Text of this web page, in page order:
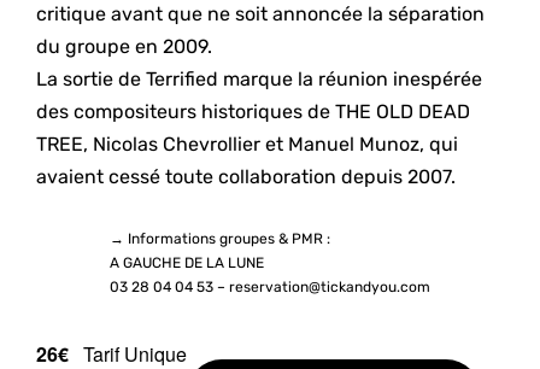
critique avant que ne soit annoncée la séparation
du groupe en 2009.
La sortie de Terrified marque la réunion inespérée
des compositeurs historiques de THE OLD DEAD
TREE, Nicolas Chevrollier et Manuel Munoz, qui
avaient cessé toute collaboration depuis 2007.
→ Informations groupes & PMR :
A GAUCHE DE LA LUNE
03 28 04 04 53 – reservation@tickandyou.com
26€ Tarif Unique